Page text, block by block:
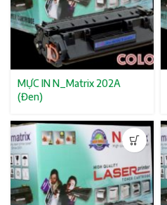
MỰC IN N_Matrix 202A
(Đen)